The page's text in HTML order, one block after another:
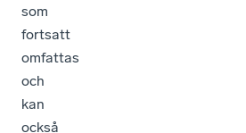
som
fortsatt
omfattas
och
kan
också